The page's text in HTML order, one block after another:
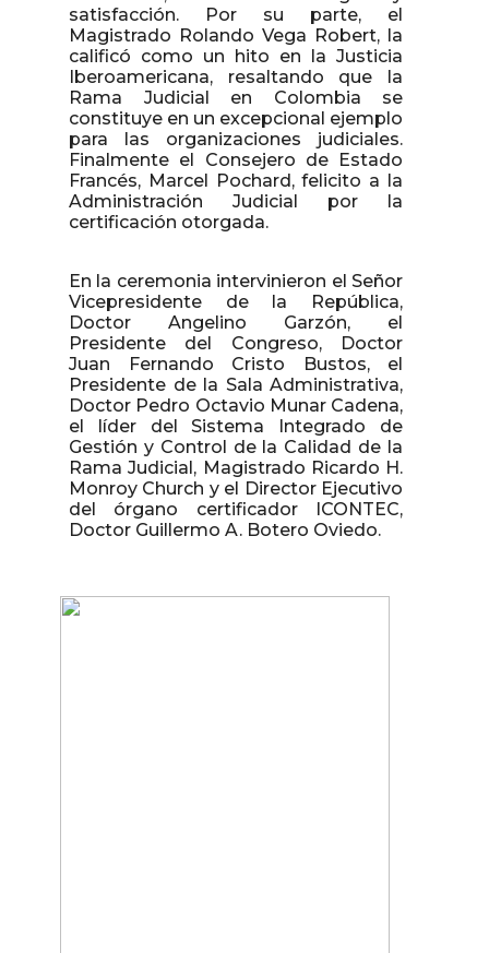
satisfacción. Por su parte, el
Magistrado Rolando Vega Robert, la
calificó como un hito en la Justicia
Iberoamericana, resaltando que la
Rama Judicial en Colombia se
constituye en un excepcional ejemplo
para las organizaciones judiciales.
Finalmente el Consejero de Estado
Francés, Marcel Pochard, felicito a la
Administración Judicial por la
certificación otorgada.
En la ceremonia intervinieron el Señor
Vicepresidente de la República,
Doctor Angelino Garzón, el
Presidente del Congreso, Doctor
Juan Fernando Cristo Bustos, el
Presidente de la Sala Administrativa,
Doctor Pedro Octavio Munar Cadena,
el líder del Sistema Integrado de
Gestión y Control de la Calidad de la
Rama Judicial, Magistrado Ricardo H.
Monroy Church y el Director Ejecutivo
del órgano certificador ICONTEC,
Doctor Guillermo A. Botero Oviedo.